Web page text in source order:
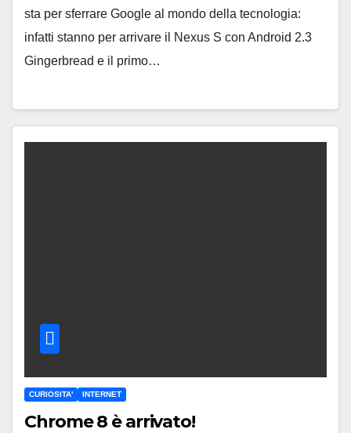
sta per sferrare Google al mondo della tecnologia:
infatti stanno per arrivare il Nexus S con Android 2.3
Gingerbread e il primo…
CURIOSITA' INTERNET
Chrome 8 è arrivato!